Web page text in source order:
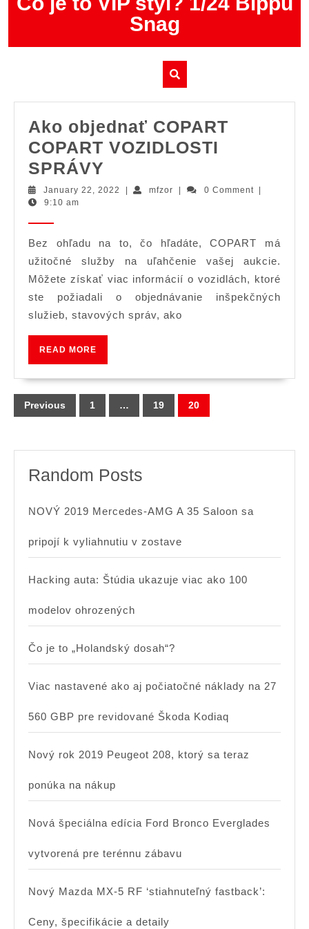
Skip
Snag
Ako objednať COPART
COPART VOZIDLOSTI
SPRÁVY
objednať
VOZIDLOSTI
SPRÁVY
January 22, 2022 Januarymfzor mfzor 0 Comment
9:10 am
Bez ohľadu na to, čo hľadáte, COPART má
užitočné služby na uľahčenie vašej aukcie.
Môžete získať viac informácií o vozidlách, ktoré
ste požiadali o objednávanie inšpekčných
služieb, stavových správ, ako
READ MORE
Posts
navigation
Previous 1 … 19 20
Random Posts
NOVÝ 2019 Mercedes-AMG A 35 Saloon sa
pripojí k vyliahnutiu v zostave
Hacking auta: Štúdia ukazuje viac ako 100
modelov ohrozených
Čo je to „Holandský dosah“?
Viac nastavené ako aj počiatočné náklady na 27
560 GBP pre revidované Škoda Kodiaq
Nový rok 2019 Peugeot 208, ktorý sa teraz
ponúka na nákup
Nová špeciálna edícia Ford Bronco Everglades
vytvorená pre terénnu zábavu
Nový Mazda MX-5 RF ‘stiahnuteľný fastback’:
Ceny, špecifikácie a detaily